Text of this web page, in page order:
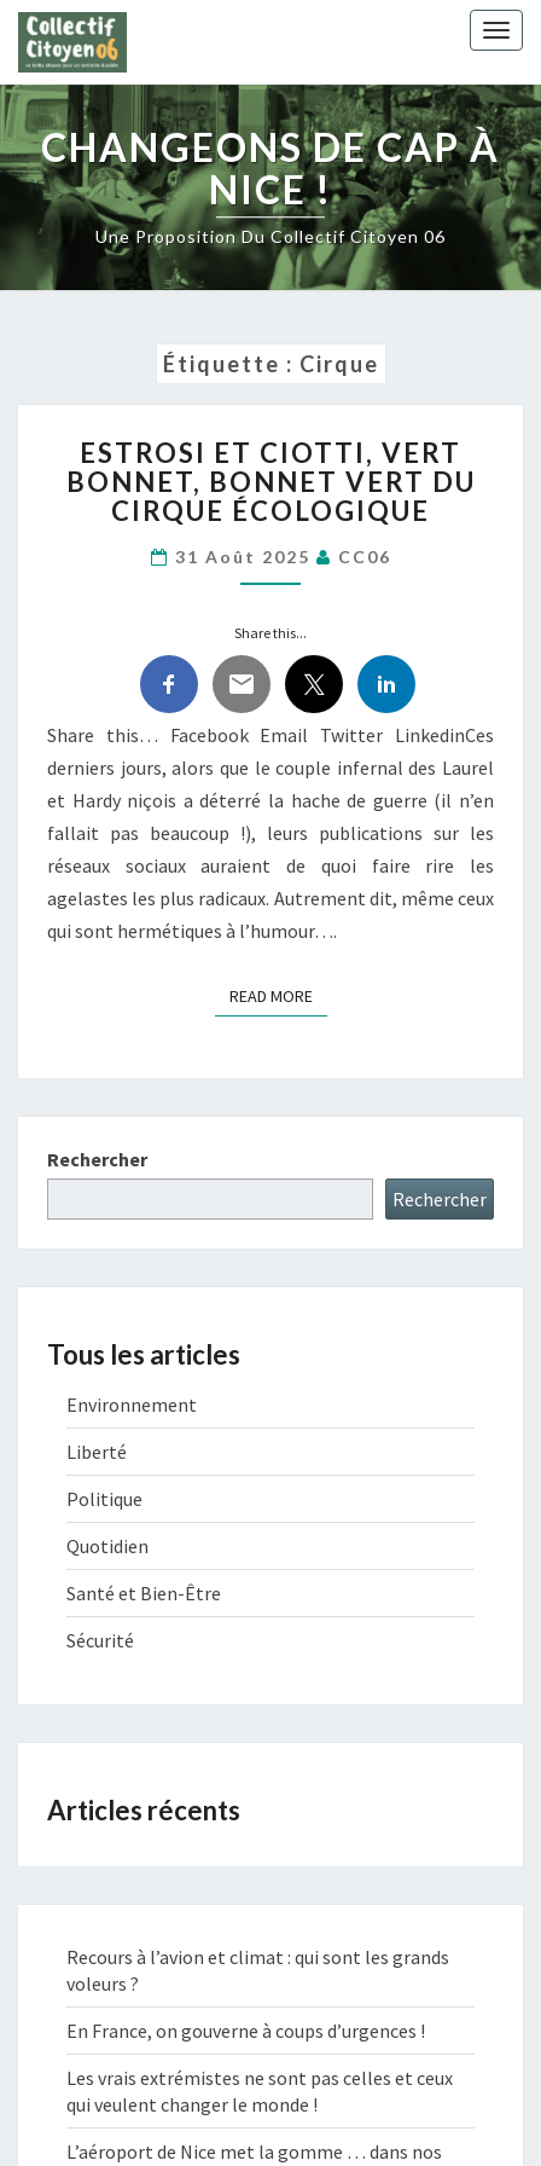
Skip
content
CHANGEONS DE CAP À
NICE !
Une Proposition Du Collectif Citoyen 06
Étiquette : Cirque
ET
CIOTTI,
VERT
BONNET
VERT
CIRQUE
ÉCOLOGIQUE
ESTROSI ET CIOTTI, VERT
BONNET, BONNET VERT DU
CIRQUE ÉCOLOGIQUE
31 Août 2025 CC06
Share this...
Share this… Facebook Email Twitter LinkedinCes
derniers jours, alors que le couple infernal des Laurel
et Hardy niçois a déterré la hache de guerre (il n’en
fallait pas beaucoup !), leurs publications sur les
réseaux sociaux auraient de quoi faire rire les
agelastes les plus radicaux. Autrement dit, même ceux
qui sont hermétiques à l’humour….
READ MOREREAD MORE
Rechercher
Rechercher
Tous les articles
Environnement
Liberté
Politique
Quotidien
Santé et Bien-Être
Sécurité
Articles récents
Recours à l’avion et climat : qui sont les grands
voleurs ?
En France, on gouverne à coups d’urgences !
Les vrais extrémistes ne sont pas celles et ceux
qui veulent changer le monde !
L’aéroport de Nice met la gomme … dans nos